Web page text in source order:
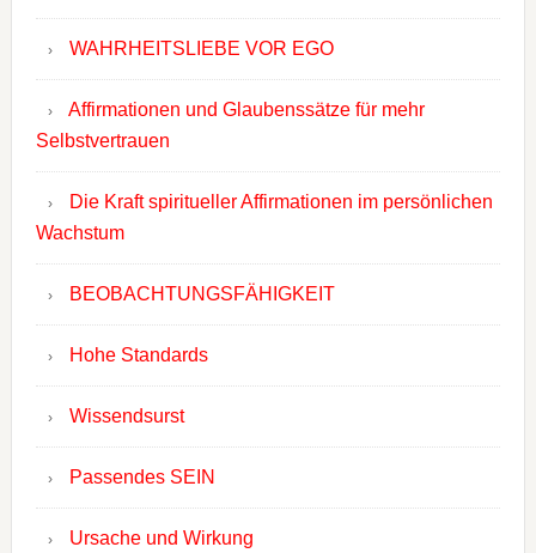
WAHRHEITSLIEBE VOR EGO
Affirmationen und Glaubenssätze für mehr
Selbstvertrauen
Die Kraft spiritueller Affirmationen im persönlichen
Wachstum
BEOBACHTUNGSFÄHIGKEIT
Hohe Standards
Wissendsurst
Passendes SEIN
Ursache und Wirkung